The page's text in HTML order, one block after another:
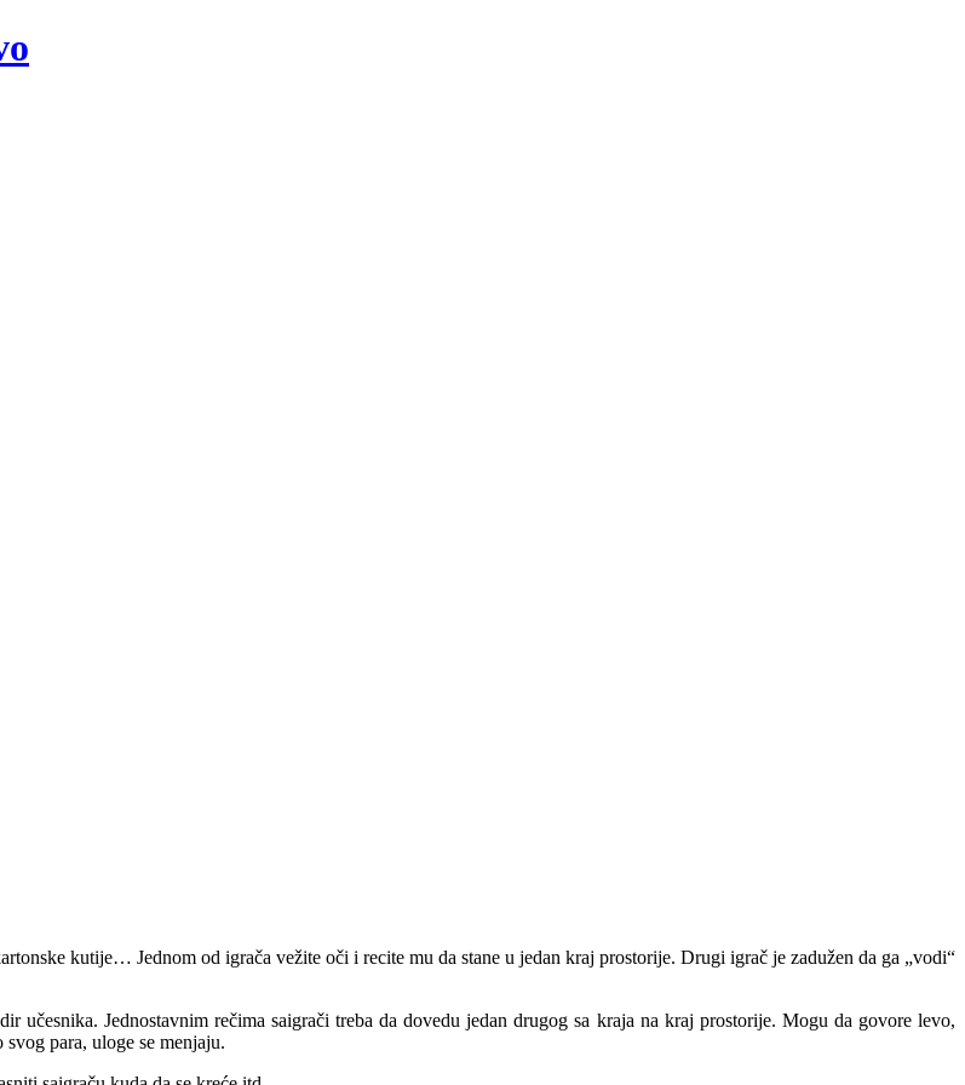
kutije… Jednom od igrača vežite oči i recite mu da stane u jedan kraj prostorije. Drugi igrač je zadužen da ga „vodi“
Jednostavnim rečima saigrači treba da dovedu jedan drugog sa kraja na kraj prostorije. Mogu da govore levo,
para, uloge se menjaju.